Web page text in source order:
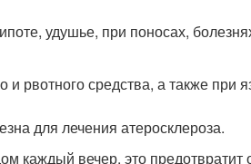
удушье, при поносах,
рвотного средства, а также при
для лечения атеросклероза.
каждый вечер, это предотвратит